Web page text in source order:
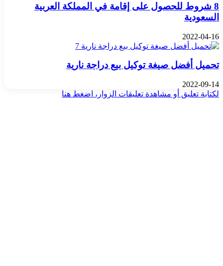
8 شروط للحصول على إقامة في المملكة العربية
السعودية
2022-04-16
تحميل أفضل صيغة توكيل بيع دراجة نارية
2022-09-14
لكتابة تعليق أو مشاهدة تعليقات الزوار، اضغط هنا